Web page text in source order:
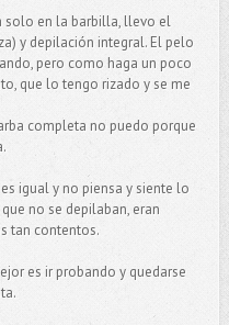
solo en la barbilla, llevo el
y depilación integral. El pelo
pero como haga un poco
que lo tengo rizado y se me
completa no puedo porque
igual y no piensa y siente lo
no se depilaban, eran
tan contentos.
es ir probando y quedarse